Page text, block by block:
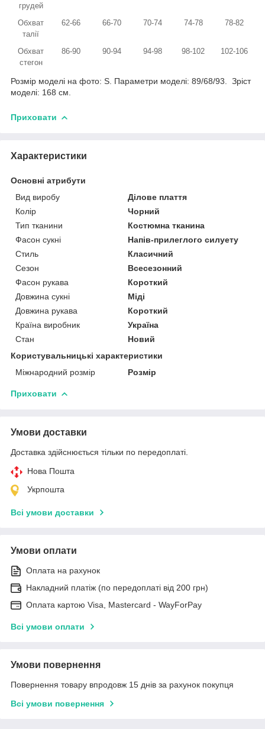
грудей
Обхват
талії
62-66 66-70 70-74 74-78 78-82
Обхват
стегон
86-90 90-94 94-98 98-102 102-106
Розмір моделі на фото: S. Параметри моделі: 89/68/93. Зріст
моделі: 168 см.
Приховати
Характеристики
Основні атрибути
Вид виробу
Ділове плаття
Колір
Чорний
Тип тканини
Костюмна тканина
Фасон сукні
Напів-прилеглого силуету
Стиль
Класичний
Сезон
Всесезонний
Фасон рукава
Короткий
Довжина сукні
Міді
Довжина рукава
Короткий
Країна виробник
Україна
Стан
Новий
Користувальницькі характеристики
Міжнародний розмір
Розмір
Приховати
Умови доставки
Доставка здійснюється тільки по передоплаті.
Нова Пошта
Укрпошта
Всі умови доставки
Умови оплати
Оплата на рахунок
Накладний платіж (по передоплаті від 200 грн)
Оплата картою Visa, Mastercard - WayForPay
Всі умови оплати
Умови повернення
Повернення товару впродовж 15 днів за рахунок покупця
Всі умови повернення